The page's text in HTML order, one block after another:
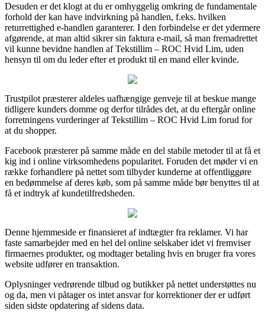
Desuden er det klogt at du er omhyggelig omkring de fundamentale
forhold der kan have indvirkning på handlen, f.eks. hvilken
returrettighed e-handlen garanterer. I den forbindelse er det ydermere
afgørende, at man altid sikrer sin faktura e-mail, så man fremadrettet
vil kunne bevidne handlen af Tekstillim – ROC Hvid Lim, uden
hensyn til om du leder efter et produkt til en mand eller kvinde.
Trustpilot præsterer aldeles uafhængige genveje til at beskue mange
tidligere kunders domme og derfor tilrådes det, at du eftergår online
forretningens vurderinger af Tekstillim – ROC Hvid Lim forud for
at du shopper.
Facebook præsterer på samme måde en del stabile metoder til at få et
kig ind i online virksomhedens popularitet. Foruden det møder vi en
række forhandlere på nettet som tilbyder kunderne at offentliggøre
en bedømmelse af deres køb, som på samme måde bør benyttes til at
få et indtryk af kundetilfredsheden.
Denne hjemmeside er finansieret af indtægter fra reklamer. Vi har
faste samarbejder med en hel del online selskaber idet vi fremviser
firmaernes produkter, og modtager betaling hvis en bruger fra vores
website udfører en transaktion.
Oplysninger vedrørende tilbud og butikker på nettet understøttes nu
og da, men vi påtager os intet ansvar for korrektioner der er udført
siden sidste opdatering af sidens data.